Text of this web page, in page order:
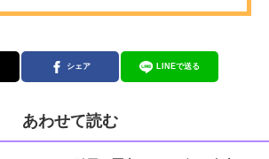
シェア LINEで送る
あわせて読む